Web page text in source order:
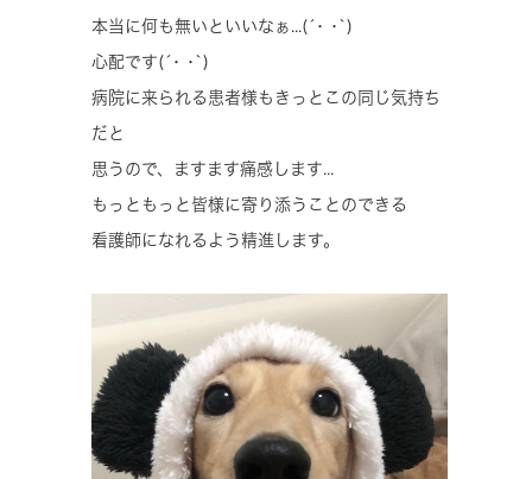
本当に何も無いといいなぁ...(´･ ･`)
心配です(´･ ･`)
病院に来られる患者様もきっとこの同じ気持ち
だと
思うので、ますます痛感します...
もっともっと皆様に寄り添うことのできる
看護師になれるよう精進します。